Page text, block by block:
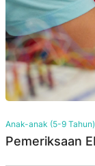
Anak-anak (5-9 Tahun)
Pemeriksaan